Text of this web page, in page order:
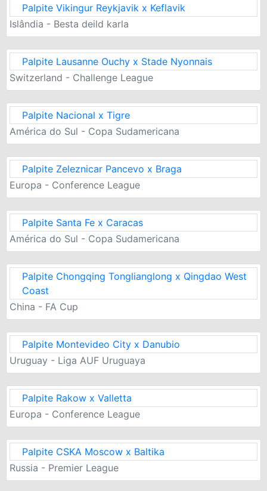
Palpite Vikingur Reykjavik x Keflavik
Islândia - Besta deild karla
Palpite Lausanne Ouchy x Stade Nyonnais
Switzerland - Challenge League
Palpite Nacional x Tigre
América do Sul - Copa Sudamericana
Palpite Zeleznicar Pancevo x Braga
Europa - Conference League
Palpite Santa Fe x Caracas
América do Sul - Copa Sudamericana
Palpite Chongqing Tonglianglong x Qingdao West
Coast
China - FA Cup
Palpite Montevideo City x Danubio
Uruguay - Liga AUF Uruguaya
Palpite Rakow x Valletta
Europa - Conference League
Palpite CSKA Moscow x Baltika
Russia - Premier League